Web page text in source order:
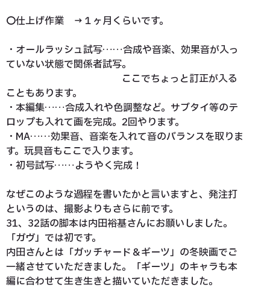
〇仕上げ作業 → １ヶ月くらいです。
・オールラッシュ試写……合成や音楽、効果音が入っ
ていない状態で関係者試写。
ここでちょっと訂正が入る
こともあります。
・本編集……合成入れや色調整など。サブタイ等のテ
ロップも入れて画を完成。2回やります。
・MA……効果音、音楽を入れて音のバランスを取りま
す。玩具音もここで入ります。
・初号試写……ようやく完成！
なぜこのような過程を書いたかと言いますと、発注打
というのは、撮影よりもさらに前です。
31、32話の脚本は内田裕基さんにお願いしました。
「ガヴ」では初です。
内田さんとは「ガッチャード＆ギーツ」の冬映画でご
一緒させていただきました。「ギーツ」のキャラも本
編に合わせて生き生きと描いていただきました。